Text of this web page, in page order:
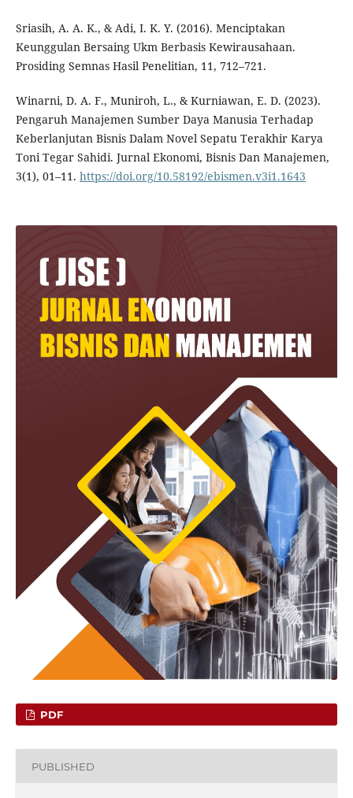
Sriasih, A. A. K., & Adi, I. K. Y. (2016). Menciptakan
Keunggulan Bersaing Ukm Berbasis Kewirausahaan.
Prosiding Semnas Hasil Penelitian, 11, 712–721.
Winarni, D. A. F., Muniroh, L., & Kurniawan, E. D. (2023).
Pengaruh Manajemen Sumber Daya Manusia Terhadap
Keberlanjutan Bisnis Dalam Novel Sepatu Terakhir Karya
Toni Tegar Sahidi. Jurnal Ekonomi, Bisnis Dan Manajemen,
3(1), 01–11. https://doi.org/10.58192/ebismen.v3i1.1643
PDF
PUBLISHED